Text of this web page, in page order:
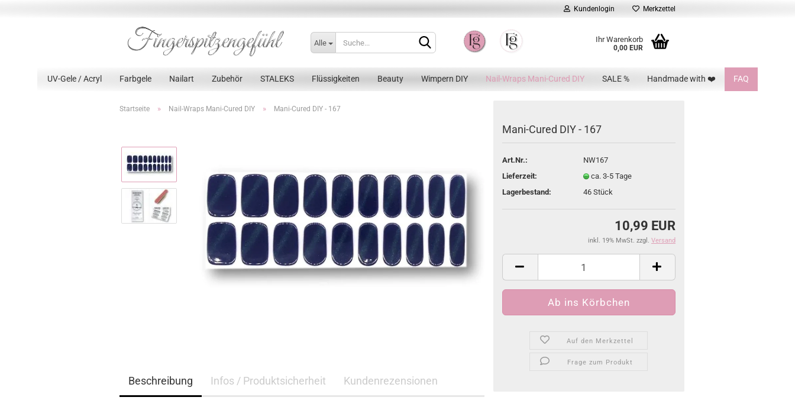
Kundenlogin
Konto erstellen
Passwort vergessen?
Merkzettel
Alle Ihr Warenkorb
0,00 EUR
UV-Gele / Acryl Farbgele Nailart Zubehör STALEKS Flüssigkeiten Beauty Wimpern DIY Nail-Wraps Mani-Cured DIY SALE % Handmade with ❤️ FAQ
Startseite » Nail-Wraps Mani-Cured DIY » Mani-Cured DIY - 167
Mani-Cured DIY - 167
Art.Nr.:
NW167
Lieferzeit:
ca. 3-5 Tage
Lagerbestand:
46 Stück
10,99 EUR
inkl. 19% MwSt. zzgl. Versand
Auf den Merkzettel
Frage zum Produkt
Beschreibung Infos / Produktsicherheit Kundenrezensionen